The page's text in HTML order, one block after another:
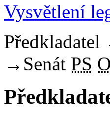
Vysvětlení
Předkladatel
→ Senát PS O